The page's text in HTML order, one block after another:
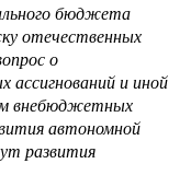
бюджета
отечественных
о
и иной
внебюджетных
автономной
развития